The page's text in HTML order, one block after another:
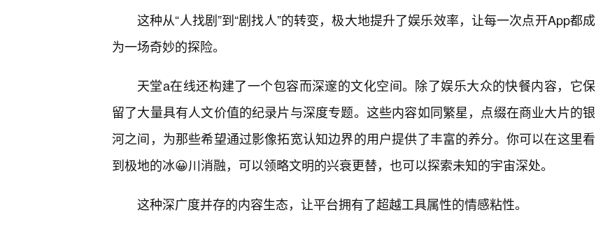
这种从“人找剧”到“剧找人”的转变，极大地提升了娱乐效率，让每一次点开App都成
为一场奇妙的探险。
天堂а在线还构建了一个包容而深邃的文化空间。除了娱乐大众的快餐内容，它保
留了大量具有人文价值的纪录片与深度专题。这些内容如同繁星，点缀在商业大片的银
河之间，为那些希望通过影像拓宽认知边界的用户提供了丰富的养分。你可以在这里看
到极地的冰😀川消融，可以领略文明的兴衰更替，也可以探索未知的宇宙深处。
这种深广度并存的内容生态，让平台拥有了超越工具属性的情感粘性。